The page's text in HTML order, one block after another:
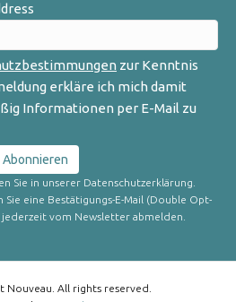
zur Kenntnis
erkläre ich mich damit
Informationen per E-Mail zu
Sie in unserer Datenschutzerklärung.
eine Bestätigungs-E-Mail (Double Opt-
vom Newsletter abmelden.
Nouveau. All rights reserved.